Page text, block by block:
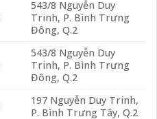
543/8 Nguyễn Duy
Trinh, P. Bình Trưng
Đông, Q.2
543/8 Nguyễn Duy
Trinh, P. Bình Trưng
Đông, Q.2
197 Nguyễn Duy Trinh,
P. Bình Trưng Tây, Q.2